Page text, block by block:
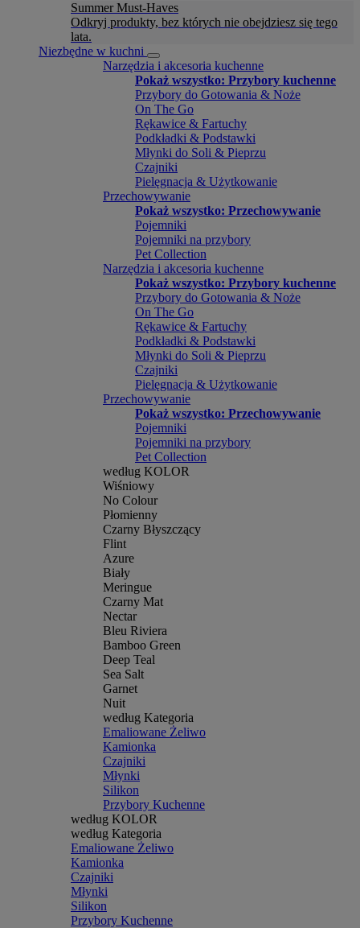
Summer Must-Haves
Odkryj produkty, bez których nie obejdziesz się tego
lata.
Niezbędne w kuchni
Narzędzia i akcesoria kuchenne
Pokaż wszystko: Przybory kuchenne
Przybory do Gotowania & Noże
On The Go
Rękawice & Fartuchy
Podkładki & Podstawki
Młynki do Soli & Pieprzu
Czajniki
Pielęgnacja & Użytkowanie
Przechowywanie
Pokaż wszystko: Przechowywanie
Pojemniki
Pojemniki na przybory
Pet Collection
Narzędzia i akcesoria kuchenne
Pokaż wszystko: Przybory kuchenne
Przybory do Gotowania & Noże
On The Go
Rękawice & Fartuchy
Podkładki & Podstawki
Młynki do Soli & Pieprzu
Czajniki
Pielęgnacja & Użytkowanie
Przechowywanie
Pokaż wszystko: Przechowywanie
Pojemniki
Pojemniki na przybory
Pet Collection
według KOLOR
Wiśniowy
No Colour
Płomienny
Czarny Błyszczący
Flint
Azure
Biały
Meringue
Czarny Mat
Nectar
Bleu Riviera
Bamboo Green
Deep Teal
Sea Salt
Garnet
Nuit
według Kategoria
Emaliowane Żeliwo
Kamionka
Czajniki
Młynki
Silikon
Przybory Kuchenne
według KOLOR
według Kategoria
Emaliowane Żeliwo
Kamionka
Czajniki
Młynki
Silikon
Przybory Kuchenne